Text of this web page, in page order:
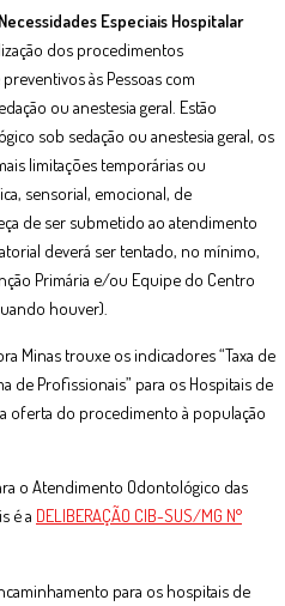
Especiais Hospitalar
dos procedimentos
às Pessoas com
ou anestesia geral. Estão
sob sedação ou anestesia geral, os
limitações temporárias ou
sensorial, emocional, de
de ser submetido ao atendimento
deverá ser tentado, no mínimo,
Primária e/ou Equipe do Centro
houver).
Minas trouxe os indicadores “Taxa de
de Profissionais” para os Hospitais de
oferta do procedimento à população
o Atendimento Odontológico das
é a DELIBERAÇÃO CIB-SUS/MG N°
para os hospitais de